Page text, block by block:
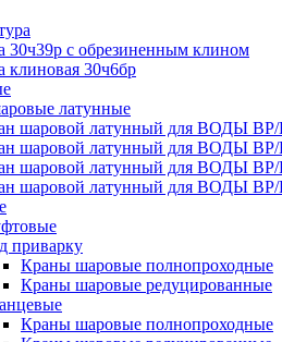
30ч39р с обрезиненным клином
клиновая 30ч6бр
латунные
шаровой латунный для ВОДЫ
шаровой латунный для ВОДЫ
шаровой латунный для ВОДЫ
шаровой латунный для ВОДЫ
приварку
Краны шаровые полнопроходные
Краны шаровые редуцированные
Краны шаровые полнопроходные